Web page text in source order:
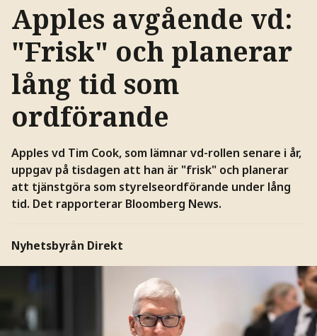
Apples avgående vd:
"Frisk" och planerar
lång tid som
ordförande
Apples vd Tim Cook, som lämnar vd-rollen senare i år,
uppgav på tisdagen att han är "frisk" och planerar
att tjänstgöra som styrelseordförande under lång
tid. Det rapporterar Bloomberg News.
Nyhetsbyrån Direkt